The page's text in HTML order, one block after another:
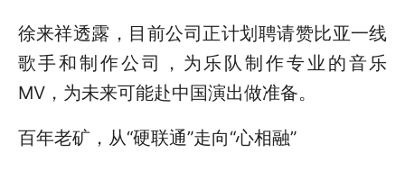
徐来祥透露，目前公司正计划聘请赞比亚一线
歌手和制作公司，为乐队制作专业的音乐
MV，为未来可能赴中国演出做准备。
百年老矿，从“硬联通”走向“心相融”